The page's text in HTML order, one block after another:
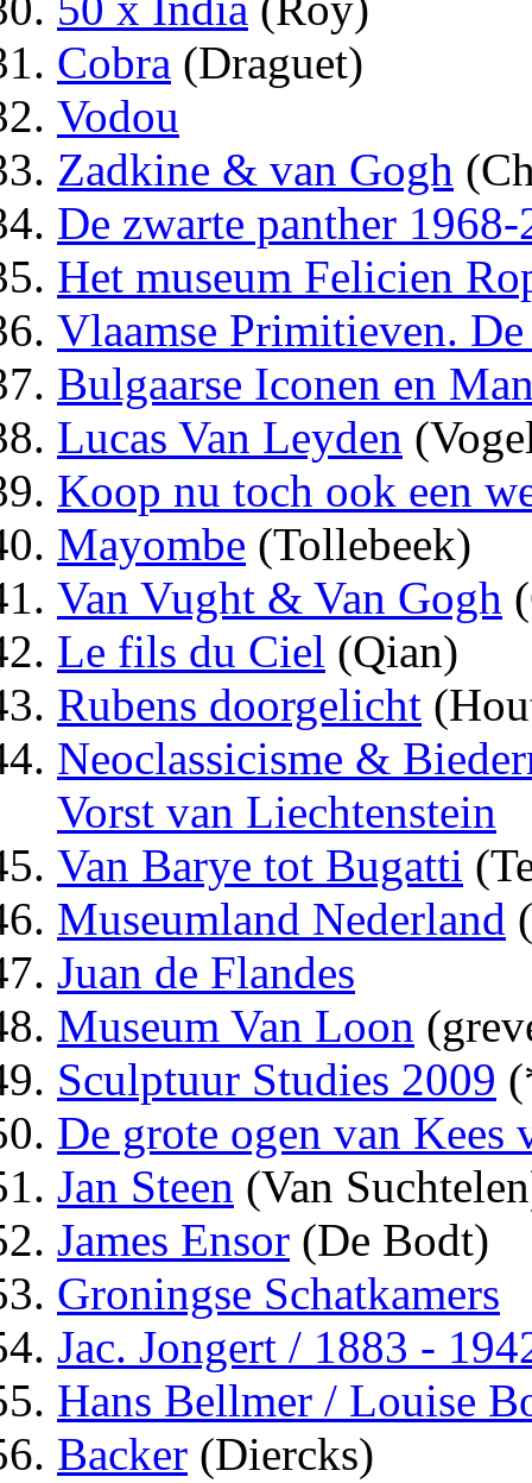
Cobra (Draguet)
Vodou
Zadkine & van Gogh
De zwarte panther 1968-
Het museum Felicien
Vlaamse Primitieven.
Bulgaarse Iconen en
Lucas Van Leyden
Koop nu toch ook een
Mayombe (Tollebeek)
Van Vught & Van Gogh
Le fils du Ciel (Qian)
Rubens doorgelicht
Neoclassicisme &
Vorst van Liechtenstein
Van Barye tot Bugatti
Museumland Nederland
Juan de Flandes
Museum Van Loon
Sculptuur Studies 2009
De grote ogen van Kees
Jan Steen (Van
James Ensor (De Bodt)
Groningse Schatkamers
Jac. Jongert / 1883 -
Hans Bellmer / Louise
Backer (Diercks)